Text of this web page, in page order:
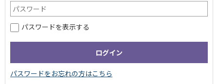
パスワードを表示する